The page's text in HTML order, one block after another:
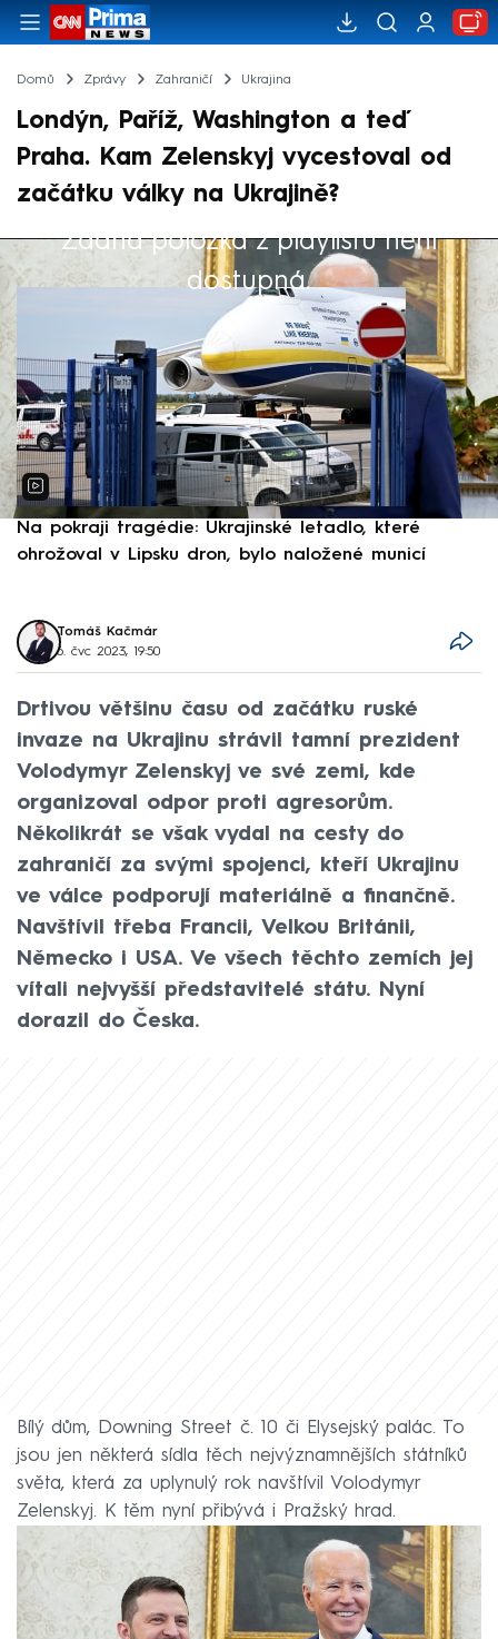
Domů Zprávy Zahraničí Ukrajina
Londýn, Paříž, Washington a teď
Praha. Kam Zelenskyj vycestoval od
začátku války na Ukrajině?
Žádná položka z playlistu není
dostupná.
Výběr redakce
Na pokraji tragédie: Ukrajinské letadlo, které
ohrožoval v Lipsku dron, bylo naložené municí
Tomáš Kačmár
6. čvc 2023, 19:50
Drtivou většinu času od začátku ruské
invaze na Ukrajinu strávil tamní prezident
Volodymyr Zelenskyj ve své zemi, kde
organizoval odpor proti agresorům.
Několikrát se však vydal na cesty do
zahraničí za svými spojenci, kteří Ukrajinu
ve válce podporují materiálně a finančně.
Navštívil třeba Francii, Velkou Británii,
Německo i USA. Ve všech těchto zemích jej
vítali nejvyšší představitelé státu. Nyní
dorazil do Česka.
Bílý dům, Downing Street č. 10 či Elysejský palác. To
jsou jen některá sídla těch nejvýznamnějších státníků
světa, která za uplynulý rok navštívil Volodymyr
Zelenskyj. K těm nyní přibývá i Pražský hrad.